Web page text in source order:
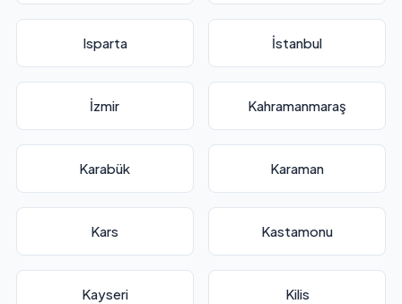
Isparta İstanbul
İzmir Kahramanmaraş
Karabük Karaman
Kars Kastamonu
Kayseri Kilis